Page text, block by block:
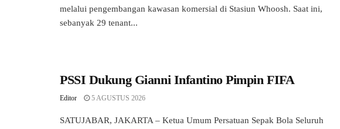
melalui pengembangan kawasan komersial di Stasiun Whoosh. Saat ini,
sebanyak 29 tenant...
PSSI Dukung Gianni Infantino Pimpin FIFA
Editor 5 AGUSTUS 2026
SATUJABAR, JAKARTA – Ketua Umum Persatuan Sepak Bola Seluruh